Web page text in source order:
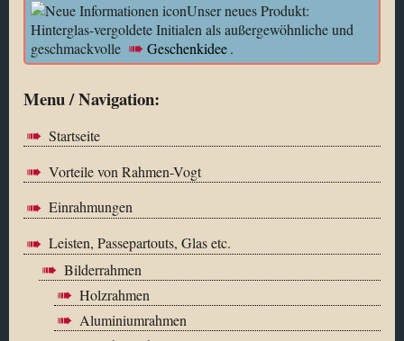
Unser neues Produkt:
Hinterglas-vergoldete Initialen als außergewöhnliche und
geschmackvolle
Geschenkidee .
Menu / Navigation:
Startseite
Vorteile von Rahmen-Vogt
Einrahmungen
Leisten, Passepartouts, Glas etc.
Bilderrahmen
Holzrahmen
Aluminiumrahmen